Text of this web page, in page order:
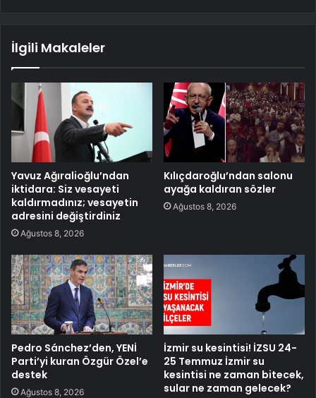
İlgili Makaleler
Yavuz Ağıralioğlu’ndan
iktidara: Siz vesayeti
kaldırmadınız; vesayetin
adresini değiştirdiniz
Ağustos 8, 2026
Kılıçdaroğlu’ndan salonu
ayağa kaldıran sözler
Ağustos 8, 2026
Pedro Sánchez’den, YENİ
Parti’yi kuran Özgür Özel’e
destek
Ağustos 8, 2026
İzmir su kesintisi! İZSU 24-
25 Temmuz İzmir su
kesintisi ne zaman bitecek,
sular ne zaman gelecek?